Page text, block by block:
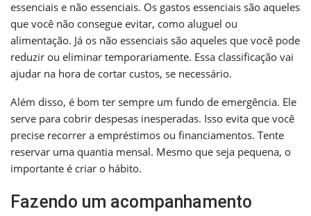
essenciais e não essenciais. Os gastos essenciais são aqueles
que você não consegue evitar, como aluguel ou
alimentação. Já os não essenciais são aqueles que você pode
reduzir ou eliminar temporariamente. Essa classificação vai
ajudar na hora de cortar custos, se necessário.
Além disso, é bom ter sempre um fundo de emergência. Ele
serve para cobrir despesas inesperadas. Isso evita que você
precise recorrer a empréstimos ou financiamentos. Tente
reservar uma quantia mensal. Mesmo que seja pequena, o
importante é criar o hábito.
Fazendo um acompanhamento